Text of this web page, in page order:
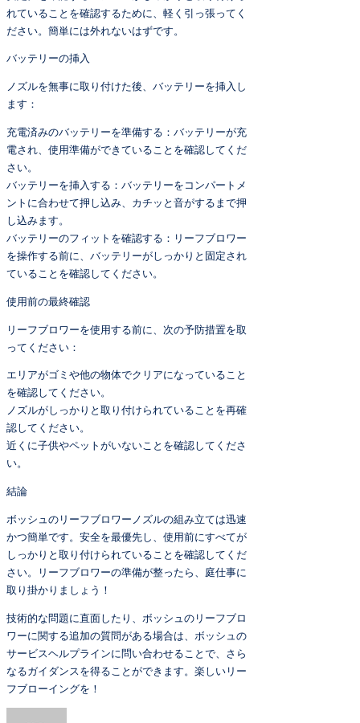
れていることを確認するために、軽く引っ張ってく
ださい。簡単には外れないはずです。
バッテリーの挿入
ノズルを無事に取り付けた後、バッテリーを挿入し
ます：
充電済みのバッテリーを準備する：バッテリーが充
電され、使用準備ができていることを確認してくだ
さい。
バッテリーを挿入する：バッテリーをコンパートメ
ントに合わせて押し込み、カチッと音がするまで押
し込みます。
バッテリーのフィットを確認する：リーフブロワー
を操作する前に、バッテリーがしっかりと固定され
ていることを確認してください。
使用前の最終確認
リーフブロワーを使用する前に、次の予防措置を取
ってください：
エリアがゴミや他の物体でクリアになっていること
を確認してください。
ノズルがしっかりと取り付けられていることを再確
認してください。
近くに子供やペットがいないことを確認してくださ
い。
結論
ボッシュのリーフブロワーノズルの組み立ては迅速
かつ簡単です。安全を最優先し、使用前にすべてが
しっかりと取り付けられていることを確認してくだ
さい。リーフブロワーの準備が整ったら、庭仕事に
取り掛かりましょう！
技術的な問題に直面したり、ボッシュのリーフブロ
ワーに関する追加の質問がある場合は、ボッシュの
サービスヘルプラインに問い合わせることで、さら
なるガイダンスを得ることができます。楽しいリー
フブローイングを！